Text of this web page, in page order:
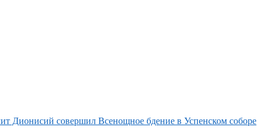
Дионисий совершил Всенощное бдение в Успенском соборе